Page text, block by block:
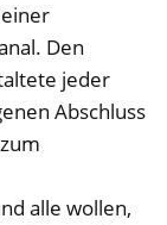
Den
jeder
Abschluss
alle wollen,